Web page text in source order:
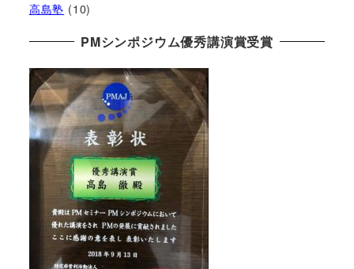
高島塾 (10)
PMシンポジウム優秀講演賞受賞